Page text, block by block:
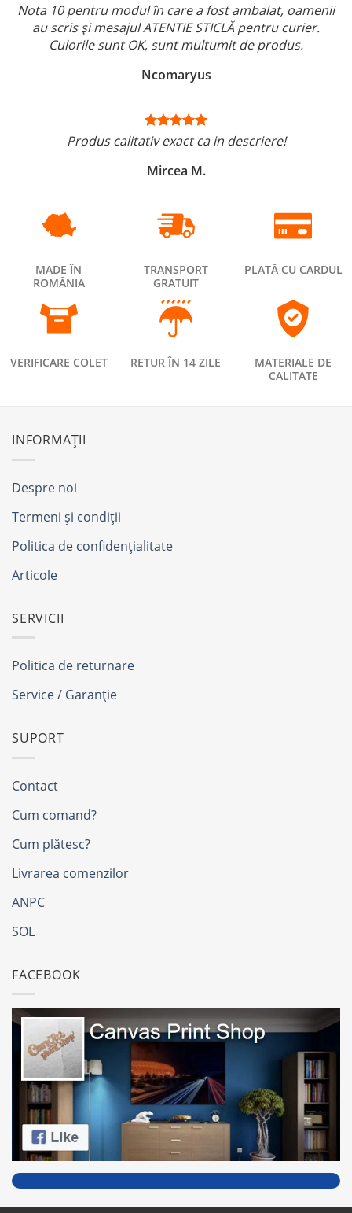
Nota 10 pentru modul în care a fost ambalat, oamenii
au scris și mesajul ATENTIE STICLĂ pentru curier.
Culorile sunt OK, sunt multumit de produs.
Ncomaryus
Produs calitativ exact ca in descriere!
Mircea M.
MADE ÎN
ROMÂNIA
TRANSPORT
GRATUIT
PLATĂ CU CARDUL
VERIFICARE COLET RETUR ÎN 14 ZILE
MATERIALE DE
CALITATE
INFORMAȚII
Despre noi
Termeni și condiții
Politica de confidențialitate
Articole
SERVICII
Politica de returnare
Service / Garanție
SUPORT
Contact
Cum comand?
Cum plătesc?
Livrarea comenzilor
ANPC
SOL
FACEBOOK